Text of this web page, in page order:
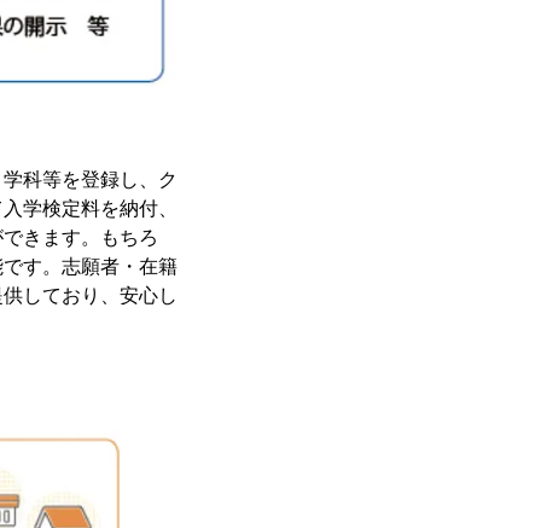
科等を登録し、ク
学検定料を納付、
きます。もちろ
す。志願者・在籍
しており、安心し